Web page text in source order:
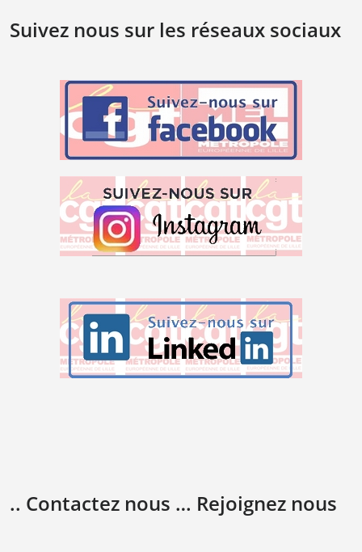
Suivez nous sur les réseaux sociaux
.. Contactez nous … Rejoignez nous